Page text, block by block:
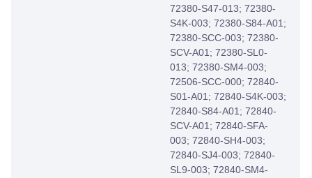
72380-S47-013; 72380-
S4K-003; 72380-S84-A01;
72380-SCC-003; 72380-
SCV-A01; 72380-SL0-
013; 72380-SM4-003;
72506-SCC-000; 72840-
S01-A01; 72840-S4K-003;
72840-S84-A01; 72840-
SCV-A01; 72840-SFA-
003; 72840-SH4-003;
72840-SJ4-003; 72840-
SL9-003; 72840-SM4-